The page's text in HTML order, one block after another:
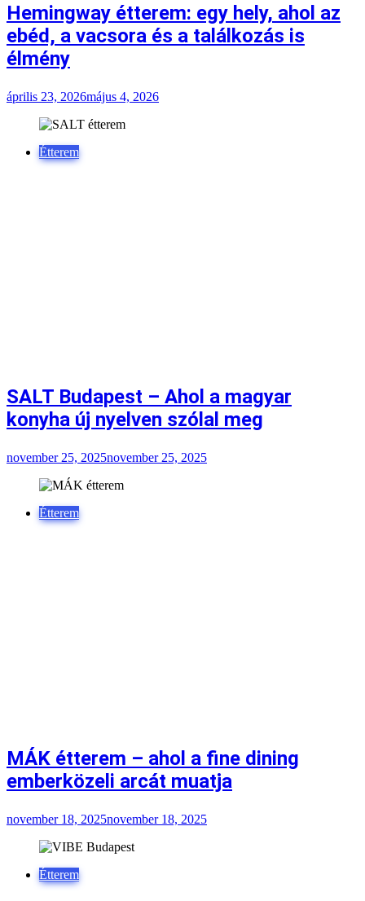
Hemingway étterem: egy hely, ahol az
ebéd, a vacsora és a találkozás is
élmény
április 23, 2026május 4, 2026
Étterem
SALT Budapest – Ahol a magyar
konyha új nyelven szólal meg
november 25, 2025november 25, 2025
Étterem
MÁK étterem – ahol a fine dining
emberközeli arcát muatja
november 18, 2025november 18, 2025
Étterem